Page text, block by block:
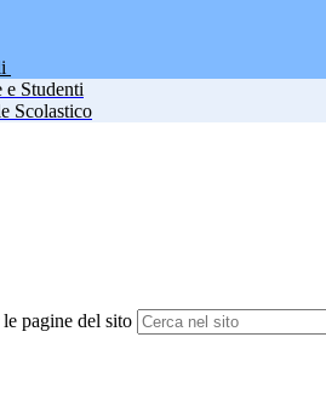
e Studenti
Scolastico
pagine del sito